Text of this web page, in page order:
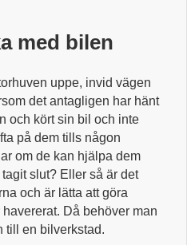
med bilen
uppe, invid vägen
det antagligen har hänt
och kört sin bil och inte
på dem tills någon
om de kan hjälpa dem
slut? Eller så är det
och är lätta att göra
Då behöver man
till en bilverkstad.